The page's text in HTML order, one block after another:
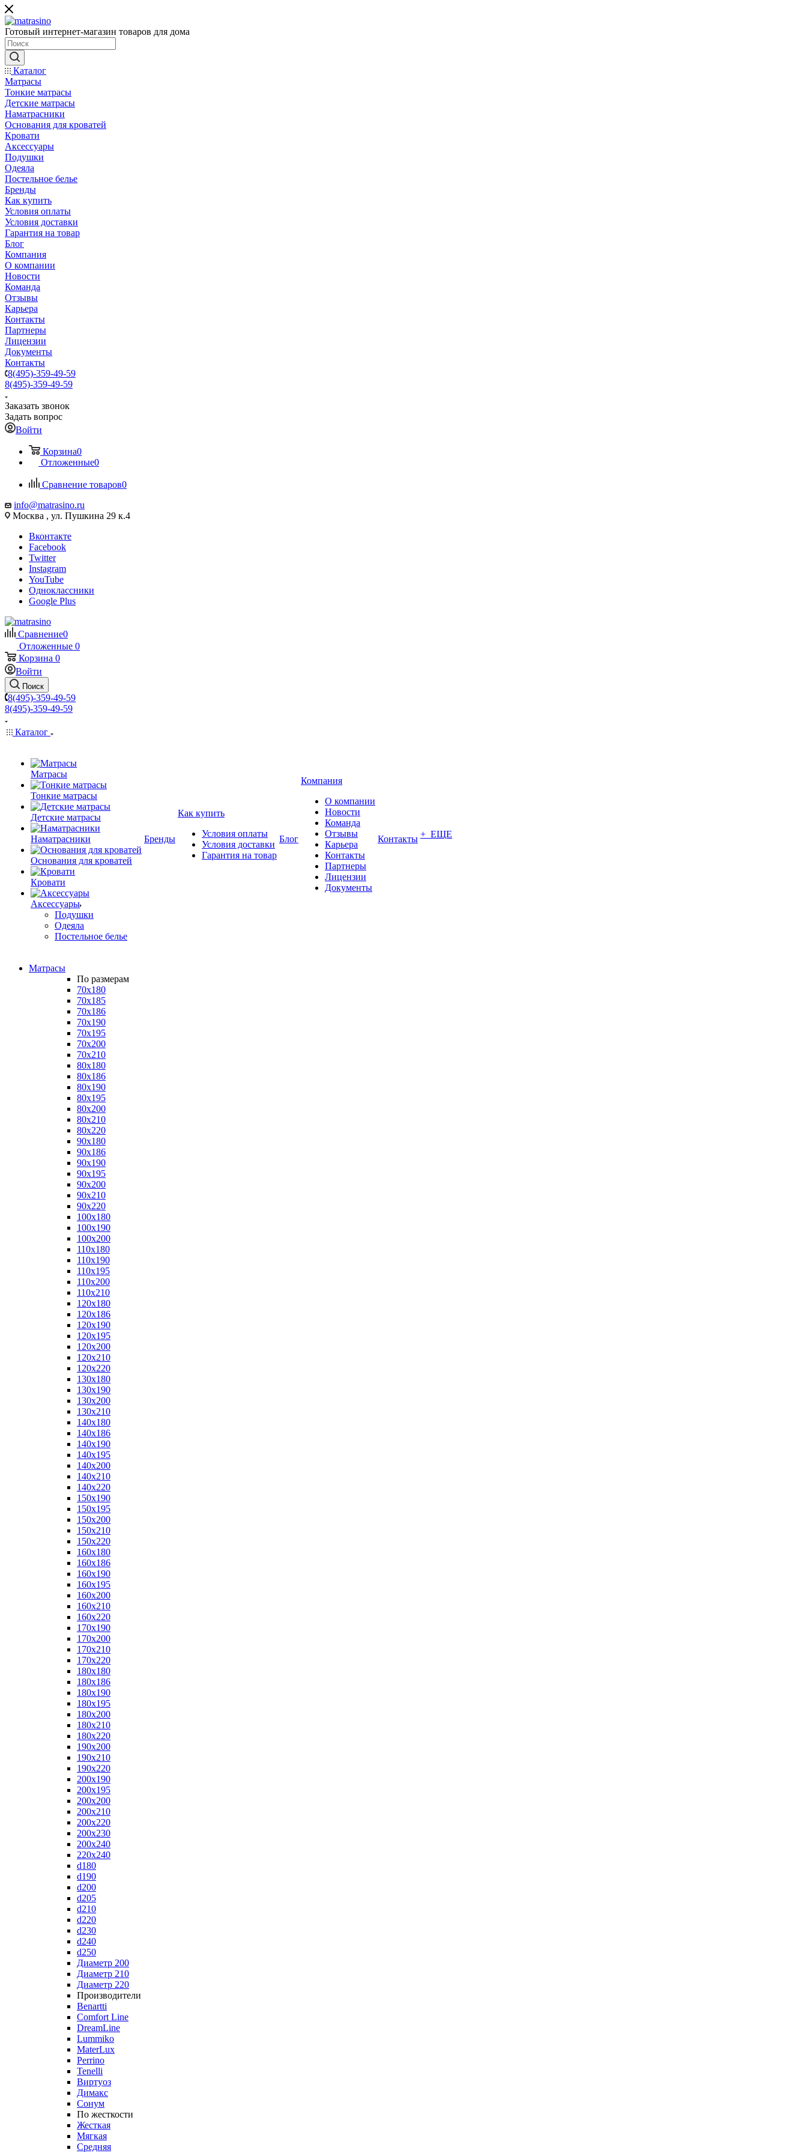
Готовый интернет-магазин товаров для дома
Каталог
Матрасы
Тонкие матрасы
Детские матрасы
Наматрасники
Основания для кроватей
Кровати
Аксессуары
Подушки
Одеяла
Постельное белье
Бренды
Как купить
Условия оплаты
Условия доставки
Гарантия на товар
Блог
Компания
О компании
Новости
Команда
Отзывы
Карьера
Контакты
Партнеры
Лицензии
Документы
Контакты
8(495)-359-49-59
8(495)-359-49-59
Заказать звонок
Задать вопрос
Войти
Корзина0
Отложенные0
Сравнение товаров0
info@matrasino.ru
Москва , ул. Пушкина 29 к.4
Вконтакте
Facebook
Twitter
Instagram
YouTube
Одноклассники
Google Plus
Сравнение0
Отложенные 0
Корзина 0
Войти
Поиск
8(495)-359-49-59
8(495)-359-49-59
Каталог
Матрасы
Тонкие матрасы
Детские матрасы
Наматрасники
Основания для кроватей
Кровати
Аксессуары
Подушки
Одеяла
Постельное белье
Бренды
Как купить
Условия оплаты
Условия доставки
Гарантия на товар
Блог
Компания
О компании
Новости
Команда
Отзывы
Карьера
Контакты
Партнеры
Лицензии
Документы
Контакты + ЕЩЕ
Матрасы
По размерам
70x180
70x185
70x186
70x190
70x195
70x200
70x210
80x180
80x186
80x190
80x195
80x200
80x210
80x220
90x180
90x186
90x190
90x195
90x200
90x210
90x220
100x180
100x190
100x200
110x180
110x190
110x195
110x200
110x210
120x180
120x186
120x190
120x195
120x200
120x210
120x220
130x180
130x190
130x200
130x210
140x180
140x186
140x190
140x195
140x200
140x210
140x220
150x190
150x195
150x200
150x210
150x220
160x180
160x186
160x190
160x195
160x200
160x210
160x220
170x190
170x200
170x210
170x220
180x180
180x186
180x190
180x195
180x200
180x210
180x220
190x200
190x210
190x220
200x190
200x195
200x200
200x210
200x220
200x230
200x240
220x240
d180
d190
d200
d205
d210
d220
d230
d240
d250
Диаметр 200
Диаметр 210
Диаметр 220
Производители
Benartti
Comfort Line
DreamLine
Lummiko
MaterLux
Perrino
Tenelli
Виртуоз
Димакс
Сонум
По жесткости
Жесткая
Мягкая
Средняя